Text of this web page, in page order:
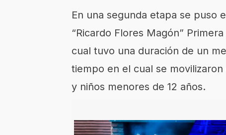
En una segunda etapa se puso
“Ricardo Flores Magón”
cual tuvo una duración de un
tiempo en el cual se movilizaron
y niños menores de 12 años.